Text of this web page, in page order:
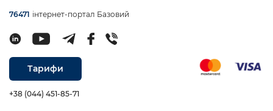
76471 інтернет-портал Базовий
Тарифи
+38 (044) 451-85-71